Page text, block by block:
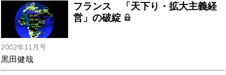
フランス 「天下り・拡大主義経
営」の破綻
2002年11月号
黒田健哉